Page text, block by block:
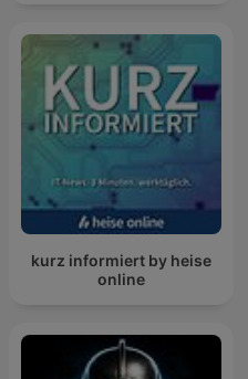
kurz informiert by heise
online